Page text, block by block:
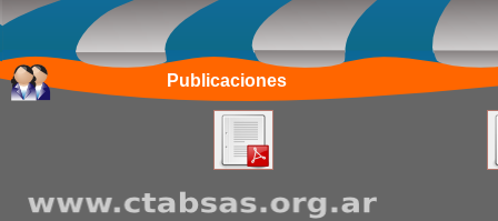
Publicaciones